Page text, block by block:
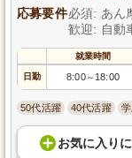
応募要件必須: あん
歓迎: 自動
就業時間
日勤 8:00～ 18:00
50代活躍 40代活躍
お気に入り に